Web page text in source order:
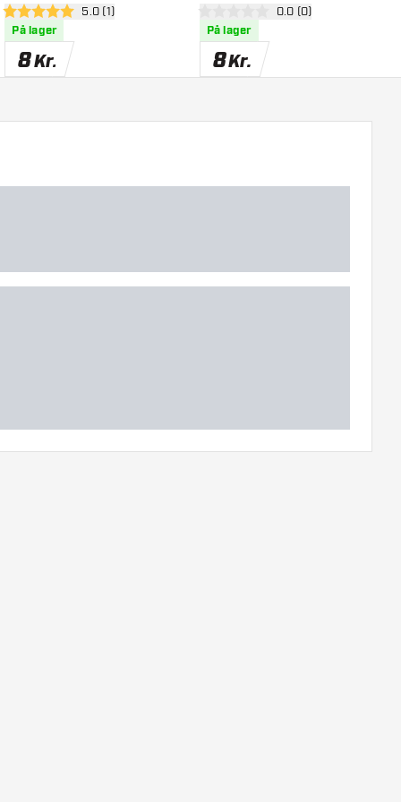
åbn anmeldelsespanel
5 bedømmelsesstjerner
5.0 (1)
På lager
8Kr.
åbn anmeldelsespanel
0 bedømmelsesstjerner
0.0 (0)
På lager
8Kr.